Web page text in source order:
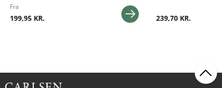
Fra
199,95 KR. 239,70 KR.